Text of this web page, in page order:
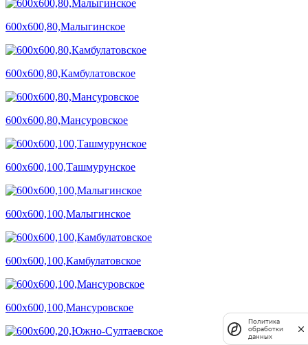
600х600,80,Малыгинское
600х600,80,Камбулатовское
600х600,80,Мансуровское
600х600,100,Ташмурунское
600х600,100,Малыгинское
600х600,100,Камбулатовское
600х600,100,Мансуровское
Политика
обработки
данных